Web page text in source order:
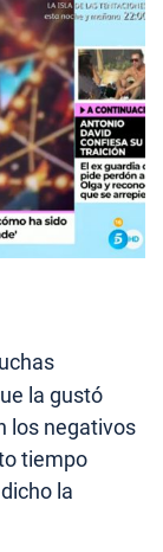
la gustó
los negativos
tiempo
la